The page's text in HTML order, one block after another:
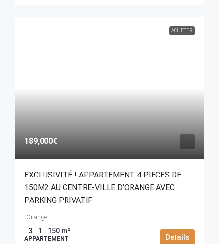
ACHETER
189,000€
EXCLUSIVITÉ ! APPARTEMENT 4 PIÈCES DE
150M2 AU CENTRE-VILLE D’ORANGE AVEC
PARKING PRIVATIF
Orange
3 1 150 m²
APPARTEMENT Details